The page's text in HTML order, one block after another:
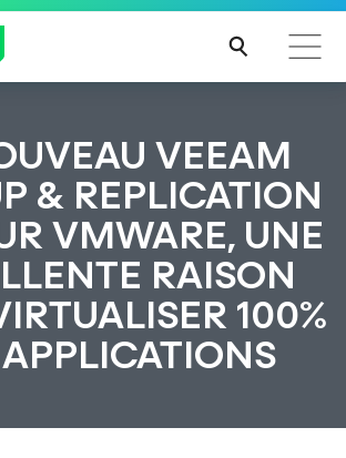
de Veeam pour les clients
la mise à jour de CrowdStrike
VEEAM
& REPLICATION
VMWARE, UNE
RAISON
100%